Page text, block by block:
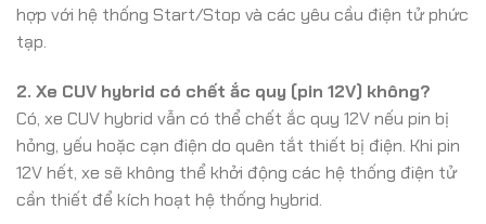
hợp với hệ thống Start/Stop và các yêu cầu điện tử phức
tạp.
2. Xe CUV hybrid có chết ắc quy (pin 12V) không?
Có, xe CUV hybrid vẫn có thể chết ắc quy 12V nếu pin bị
hỏng, yếu hoặc cạn điện do quên tắt thiết bị điện. Khi pin
12V hết, xe sẽ không thể khởi động các hệ thống điện tử
cần thiết để kích hoạt hệ thống hybrid.